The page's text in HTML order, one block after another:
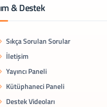
& Destek
Sıkça Sorulan Sorular
İletişim
Yayıncı Paneli
Kütüphaneci Paneli
Destek Videoları